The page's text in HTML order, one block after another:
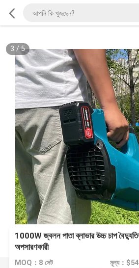
3 /5
1000W জ্বলন পাতা ব্লাভার উচ্চ চাপ
অপসারণকারী
MOQ：8 সেট মূল্য：